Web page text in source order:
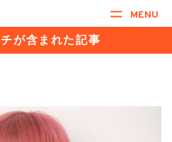
MENU
が含まれた記事